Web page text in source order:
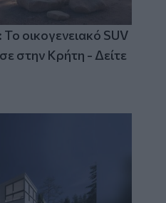
οικογενειακό SUV
στην Κρήτη - Δείτε